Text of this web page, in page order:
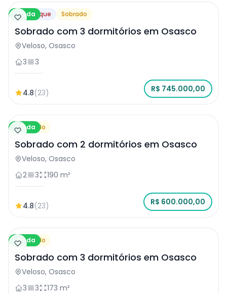
Venda
Destaque Sobrado
Sobrado com 3 dormitórios em Osasco
Veloso, Osasco
3
3
4.8(23) R$ 745.000,00
Venda
Sobrado
Sobrado com 2 dormitórios em Osasco
Veloso, Osasco
2
3 190 m²
4.8(23) R$ 600.000,00
Venda
Sobrado
Sobrado com 3 dormitórios em Osasco
Veloso, Osasco
3
3 173 m²